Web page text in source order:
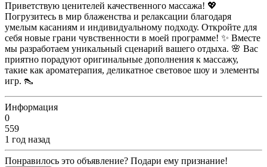
Приветствую ценителей качественного массажа! 💖
Погрузитесь в мир блаженства и релаксации благодаря
умелым касаниям и индивидуальному подходу. Откройте для
себя новые грани чувственности в моей программе! ✨ Вместе
мы разработаем уникальный сценарий вашего отдыха. 🌸 Вас
приятно порадуют оригинальные дополнения к массажу,
такие как ароматерапия, деликатное световое шоу и элементы
игр. 👠
Информация
0
559
1 год назад
Понравилось это объявление? Подари ему признание!